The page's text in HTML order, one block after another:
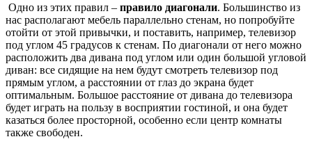
Одно из этих правил – правило диагонали. Большинство из
нас располагают мебель параллельно стенам, но попробуйте
отойти от этой привычки, и поставить, например, телевизор
под углом 45 градусов к стенам. По диагонали от него можно
расположить два дивана под углом или один большой угловой
диван: все сидящие на нем будут смотреть телевизор под
прямым углом, а расстоянии от глаз до экрана будет
оптимальным. Большое расстояние от дивана до телевизора
будет играть на пользу в восприятии гостиной, и она будет
казаться более просторной, особенно если центр комнаты
также свободен.